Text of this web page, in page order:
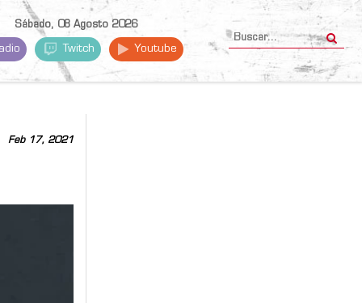
Sábado, 08 Agosto 2026
Twitch Youtube
Feb 17, 2021